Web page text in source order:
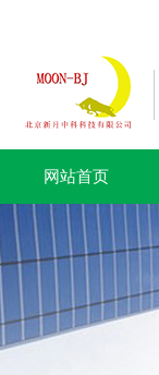
网站首页